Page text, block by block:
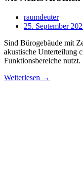
raumdeuter
25. September
Sind Bürogebäude mit
akustische Unterteilung
Funktionsbereiche nutzt.
Weiterlesen →